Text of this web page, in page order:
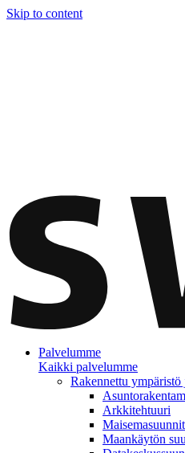
Skip to content
Palvelumme
Kaikki palvelumme
Rakennettu ympäristö
Arkkitehtuuri
Maankäytön